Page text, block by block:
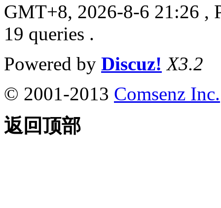
GMT+8, 2026-8-6 21:26 ,
19 queries .
Powered by Discuz! X3.2
© 2001-2013 Comsenz Inc.
返回顶部